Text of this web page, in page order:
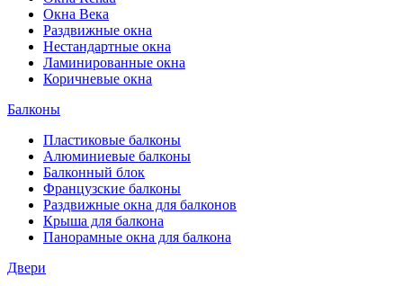
Окна Века
Раздвижные окна
Нестандартные окна
Ламинированные окна
Коричневые окна
Балконы
Пластиковые балконы
Алюминиевые балконы
Балконный блок
Французские балконы
Раздвижные окна для балконов
Крыша для балкона
Панорамные окна для балкона
Двери